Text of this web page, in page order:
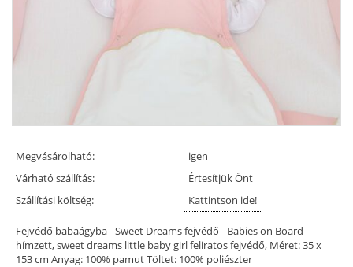
Megvásárolható:
igen
Várható szállítás:
Értesítjük Önt
Szállítási költség:
Kattintson ide!
Fejvédő babaágyba - Sweet Dreams fejvédő - Babies on Board -
hímzett, sweet dreams little baby girl feliratos fejvédő, Méret: 35 x
153 cm Anyag: 100% pamut Töltet: 100% poliészter